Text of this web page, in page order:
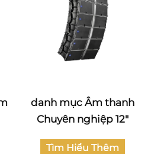
Katalog sản phẩm Âm
thanh Dân dụng
Tìm Hiểu Thêm